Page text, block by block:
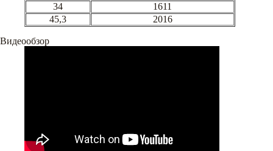
34
1611
45,3
2016
Видеообзор